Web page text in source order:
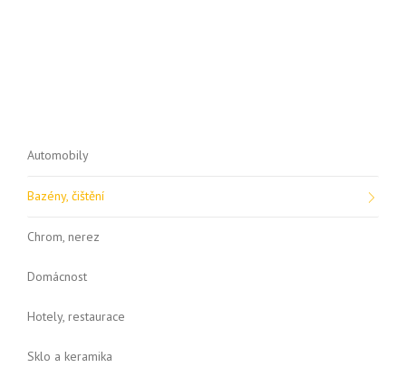
Automobily
Bazény, čištění
Chrom, nerez
Domácnost
Hotely, restaurace
Sklo a keramika